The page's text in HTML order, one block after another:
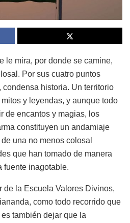
le mira, por donde se camine,
Por sus cuatro puntos
condensa historia. Un territorio
y leyendas, y aunque todo
de encantos y magias, los
constituyen un andamiaje
una no menos colosal
que han tomado de manera
fuente inagotable.
de la Escuela Valores Divinos,
como todo recorrido que
también dejar que la